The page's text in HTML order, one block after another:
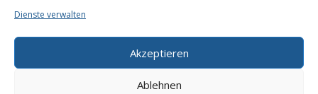
Dienste verwalten
Akzeptieren
Ablehnen
Galerie
Impressum
Datenschutzerklärung
Cookie-Richtlinie (EU)
Kontakt